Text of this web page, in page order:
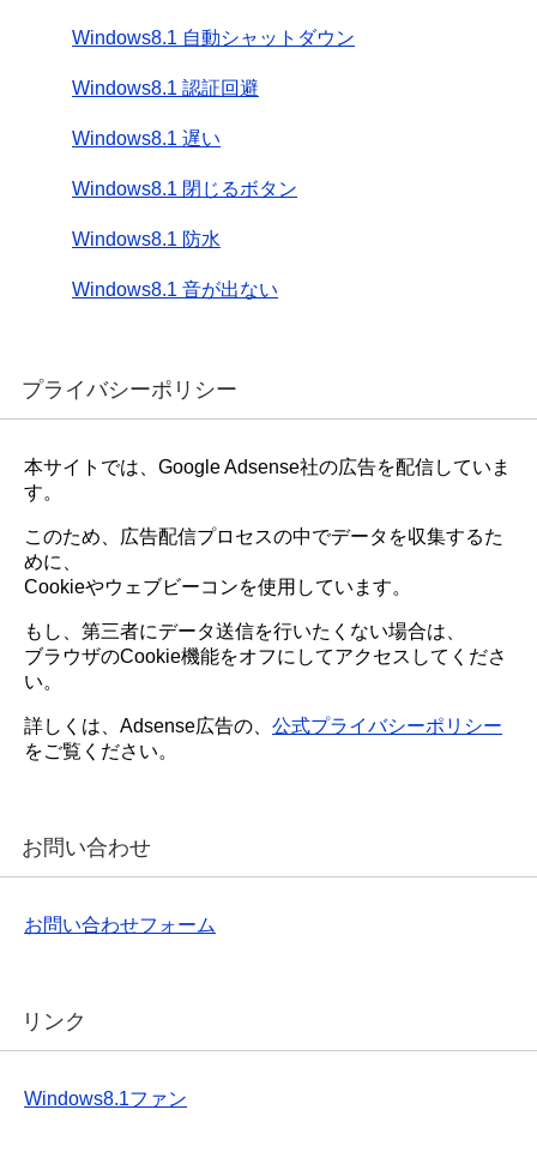
Windows8.1 自動シャットダウン
Windows8.1 認証回避
Windows8.1 遅い
Windows8.1 閉じるボタン
Windows8.1 防水
Windows8.1 音が出ない
プライバシーポリシー
本サイトでは、Google Adsense社の広告を配信していま
す。
このため、広告配信プロセスの中でデータを収集するた
めに、
Cookieやウェブビーコンを使用しています。
もし、第三者にデータ送信を行いたくない場合は、
ブラウザのCookie機能をオフにしてアクセスしてくださ
い。
詳しくは、Adsense広告の、 公式プライバシーポリシー
をご覧ください。
お問い合わせ
お問い合わせフォーム
リンク
Windows8.1ファン